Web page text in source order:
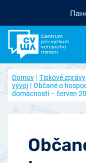
Domov Tiskové zprávy
vývoj
Občané o
domácností – červen